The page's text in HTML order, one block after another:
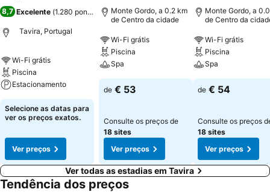
8,7 Excelente (1.280 pontuações)
Tavira, Portugal
Wi-Fi grátis
Piscina
Estacionamento
Selecione as datas para
ver os preços exatos.
Ver preços
Monte Gordo, a 0.2 km
de Centro da cidade
Wi-Fi grátis
Piscina
Spa
de € 53
Consulte os preços de
18 sites
Ver preços
Monte Gordo, a
de Centro da
Wi-Fi grátis
Piscina
Spa
de € 54
Consulte os preços
18 sites
Ver preços
Ver todas as estadias em Tavira
Tendência dos preços